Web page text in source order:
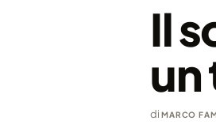
Il
diMARCO